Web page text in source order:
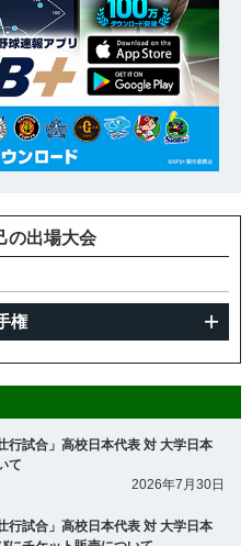
の出場大会
権
行試合」高校日本代表 対 大学日本
て
2026年7月30日
行試合」高校日本代表 対 大学日本